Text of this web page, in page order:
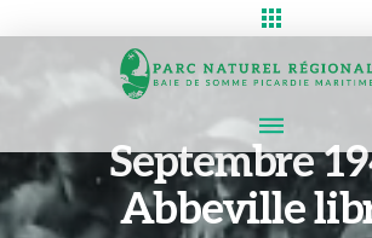
Septembre
Abbeville